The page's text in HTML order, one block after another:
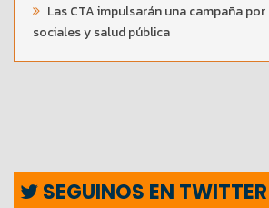
Las CTA impulsarán una campaña
sociales y salud pública
SEGUINOS EN TWITTER